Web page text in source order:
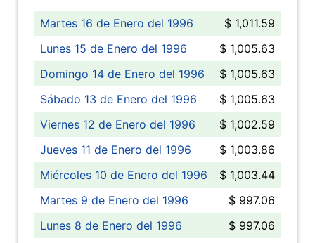
Martes 16 de Enero del 1996
$ 1,011.59
Lunes 15 de Enero del 1996
$ 1,005.63
Domingo 14 de Enero del 1996
$ 1,005.63
Sábado 13 de Enero del 1996
$ 1,005.63
Viernes 12 de Enero del 1996
$ 1,002.59
Jueves 11 de Enero del 1996
$ 1,003.86
Miércoles 10 de Enero del 1996
$ 1,003.44
Martes 9 de Enero del 1996
$ 997.06
Lunes 8 de Enero del 1996
$ 997.06